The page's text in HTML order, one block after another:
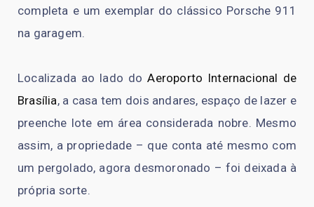
completa e um exemplar do clássico Porsche 911
na garagem.
Localizada ao lado doAeroporto Internacional de
Brasília, a casa tem dois andares, espaço de lazer e
preenche lote em área considerada nobre. Mesmo
assim, a propriedade – que conta até mesmo com
um pergolado, agora desmoronado – foi deixada à
própria sorte.